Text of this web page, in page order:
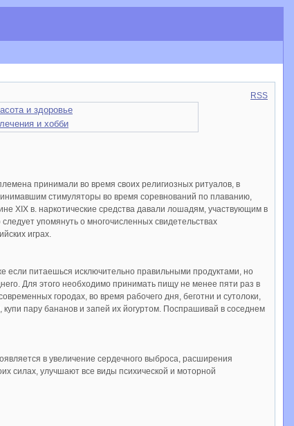
RSS
и здоровье
и хобби
принимали во время своих религиозных ритуалов, в
стимуляторы во время соревнований по плаванию,
XIX в. наркотические средства давали лошадям, участвующим в
упомянуть о многочисленных свидетельствах
играх.
если питаешься исключительно правильными продуктами, но
Для этого необходимо принимать пищу не менее пяти раз в
городах, во время рабочего дня, беготни и сутолоки,
пару бананов и запей их йогуртом. Поспрашивай в соседнем
в увеличение сердечного выброса, расширения
силах, улучшают все виды психической и моторной